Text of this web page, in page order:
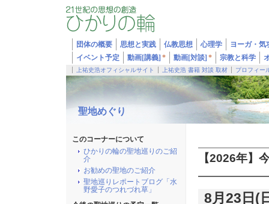
団体の概要 思想と実践 仏教思想 心理学
ヨーガ・気
イベント予定
動画[講義] * 動画[対談] * 宗教と科学
上祐史浩オフィシャルサイト 上祐史浩 書籍 対談 取材 プロフィー
聖地めぐり
【2026年】
8月23日(
このコーナーについて
ひかりの輪の聖地巡りのご紹
介
お勧めの聖地のご紹介
聖地巡りレポートブログ「水
野愛子のつれづれ草」